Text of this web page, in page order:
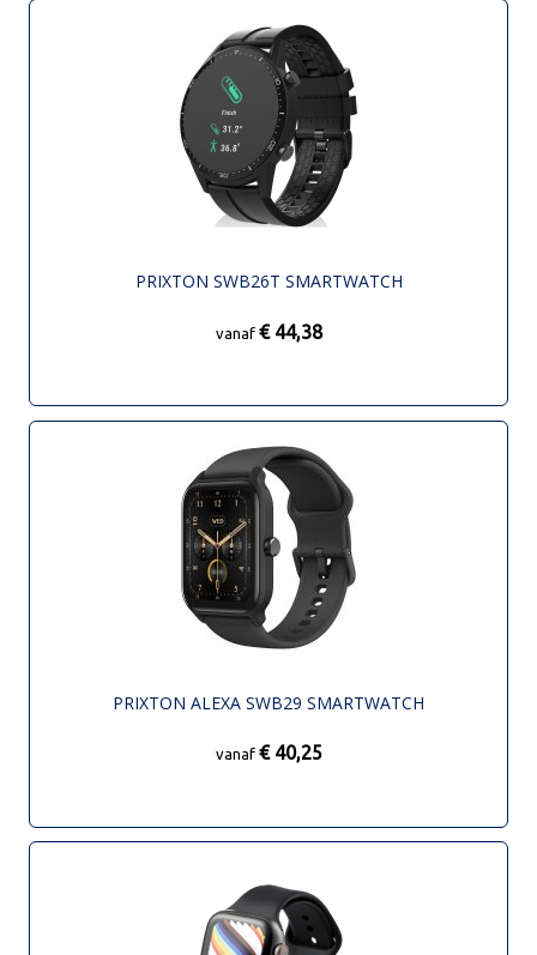
PRIXTON SWB26T SMARTWATCH
vanaf € 44,38
PRIXTON ALEXA SWB29 SMARTWATCH
vanaf € 40,25